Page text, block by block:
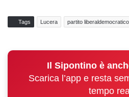
Tags Lucera partito liberaldemocratico
Il Sipontino è
Scarica l’app e resta
tempo